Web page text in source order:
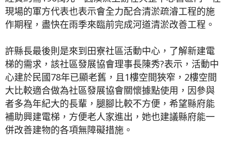
現場的軍方代表也表示會全力配合清淤疏濬工程的施
作期程，盡快在雨季來臨前完成河道清淤改善工程。
許縣長最後則是來到田寮社區活動中心，了解新建電
梯的需求，該社區發展協會理事長陳秀?表示，活動中
心建於民國78年已顯老舊，且1樓空間狹窄，2樓空間
大比較適合做為社區發展協會關懷據點使用，因參與
者多為年紀大的長輩，腿腳比較不方便，希望縣府能
補助興建電梯，方便老人家進出，她也建議縣府能一
併改善建物的各項無障礙措施。